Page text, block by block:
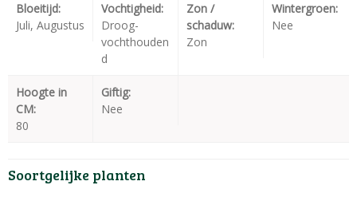
Bloeitijd:
Juli, Augustus
Vochtigheid:
Droog-
vochthouden
d
Zon /
schaduw:
Zon
Wintergroen:
Nee
Hoogte in
CM:
80
Giftig:
Nee
Soortgelijke planten